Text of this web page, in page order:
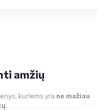
amžių
kuriems yra ne mažiau
.